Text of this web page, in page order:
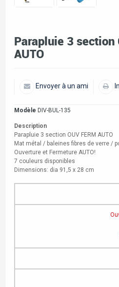
Parapluie 3 section
AUTO
Envoyer à un ami
Modèle DIV-BUL-135
Description
Parapluie 3 section OUV FERM AUTO
Mat métal / baleines fibres de verre /
Ouverture et Fermeture AUTO!
7 couleurs disponibles
Dimensions: dia 91,5 x 28 cm